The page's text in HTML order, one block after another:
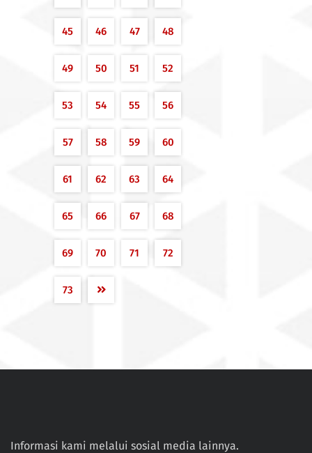
45 46 47 48
49 50 51 52
53 54 55 56
57 58 59 60
61 62 63 64
65 66 67 68
69 70 71 72
73
Informasi kami melalui sosial media lainnya.